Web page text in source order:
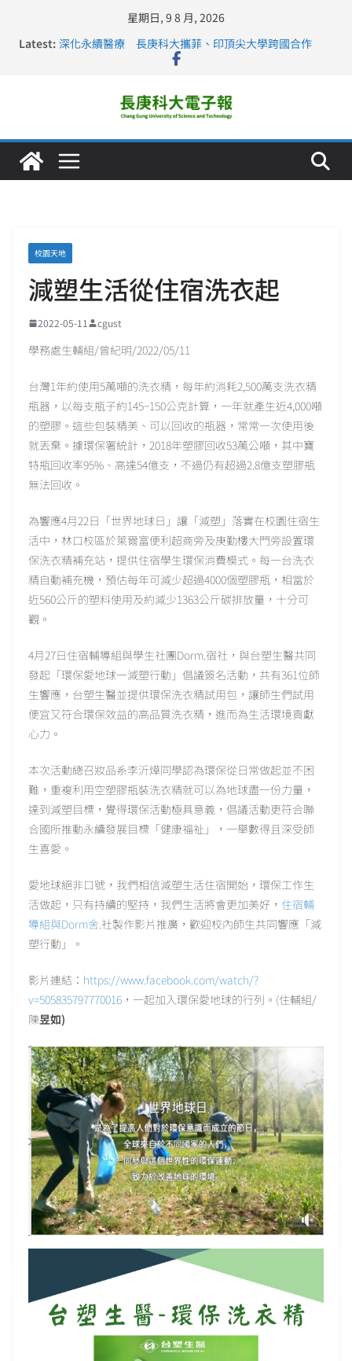
星期日, 9 8 月, 2026
Latest: 深化永續醫療 長庚科大攜菲、印頂尖大學跨國合作
長庚科大訪凱瑟醫療集團、美容學校收穫豐
仁德醫專與長庚科大締結策略聯盟 培育護理尖兵
長庚科大連四年穩居《遠見》醫學大學第5名 辦學實力再
校園天地
減塑生活從住宿洗衣起
2022-05-11 cgust
學務處生輔組/曾紀明/2022/05/11
台灣1年約使用5萬噸的洗衣精，每年約消耗2,500萬支洗衣精
瓶器，以每支瓶子約145−150公克計算，一年就產生近4,000噸
的塑膠。這些包裝精美、可以回收的瓶器，常常一次使用後
就丟棄。據環保署統計，2018年塑膠回收53萬公噸，其中寶
特瓶回收率95%、高達54億支，不過仍有超過2.8億支塑膠瓶
無法回收。
為響應4月22日「世界地球日」讓「減塑」落實在校園住宿生
活中，林口校區於萊爾富便利超商旁及庚勤樓大門旁設置環
保洗衣精補充站，提供住宿學生環保消費模式。每一台洗衣
精自動補充機，預估每年可減少超過4000個塑膠瓶，相當於
近560公斤的塑料使用及約減少1363公斤碳排放量，十分可
觀。
4月27日住宿輔導組與學生社團Dorm.宿社，與台塑生醫共同
發起「環保愛地球—減塑行動」倡議簽名活動，共有361位師
生響應，台塑生醫並提供環保洗衣精試用包，讓師生們試用
便宜又符合環保效益的高品質洗衣精，進而為生活環境貢獻
心力。
本次活動總召妝品系李沂燁同學認為環保從日常做起並不困
難，重複利用空塑膠瓶裝洗衣精就可以為地球盡一份力量，
達到減塑目標，覺得環保活動極具意義，倡議活動更符合聯
合國所推動永續發展目標「健康福祉」，一舉數得且深受師
生喜愛。
愛地球絕非口號，我們相信減塑生活住宿開始，環保工作生
活做起，只有持續的堅持，我們生活將會更加美好， 住宿輔
導組與Dorm舍.社製作影片推廣，歡迎校內師生共同響應「減
塑行動」。
影片連結： https://www.facebook.com/watch/?
v=505835797770016 ，一起加入環保愛地球的行列。(住輔組/
陳昱如)